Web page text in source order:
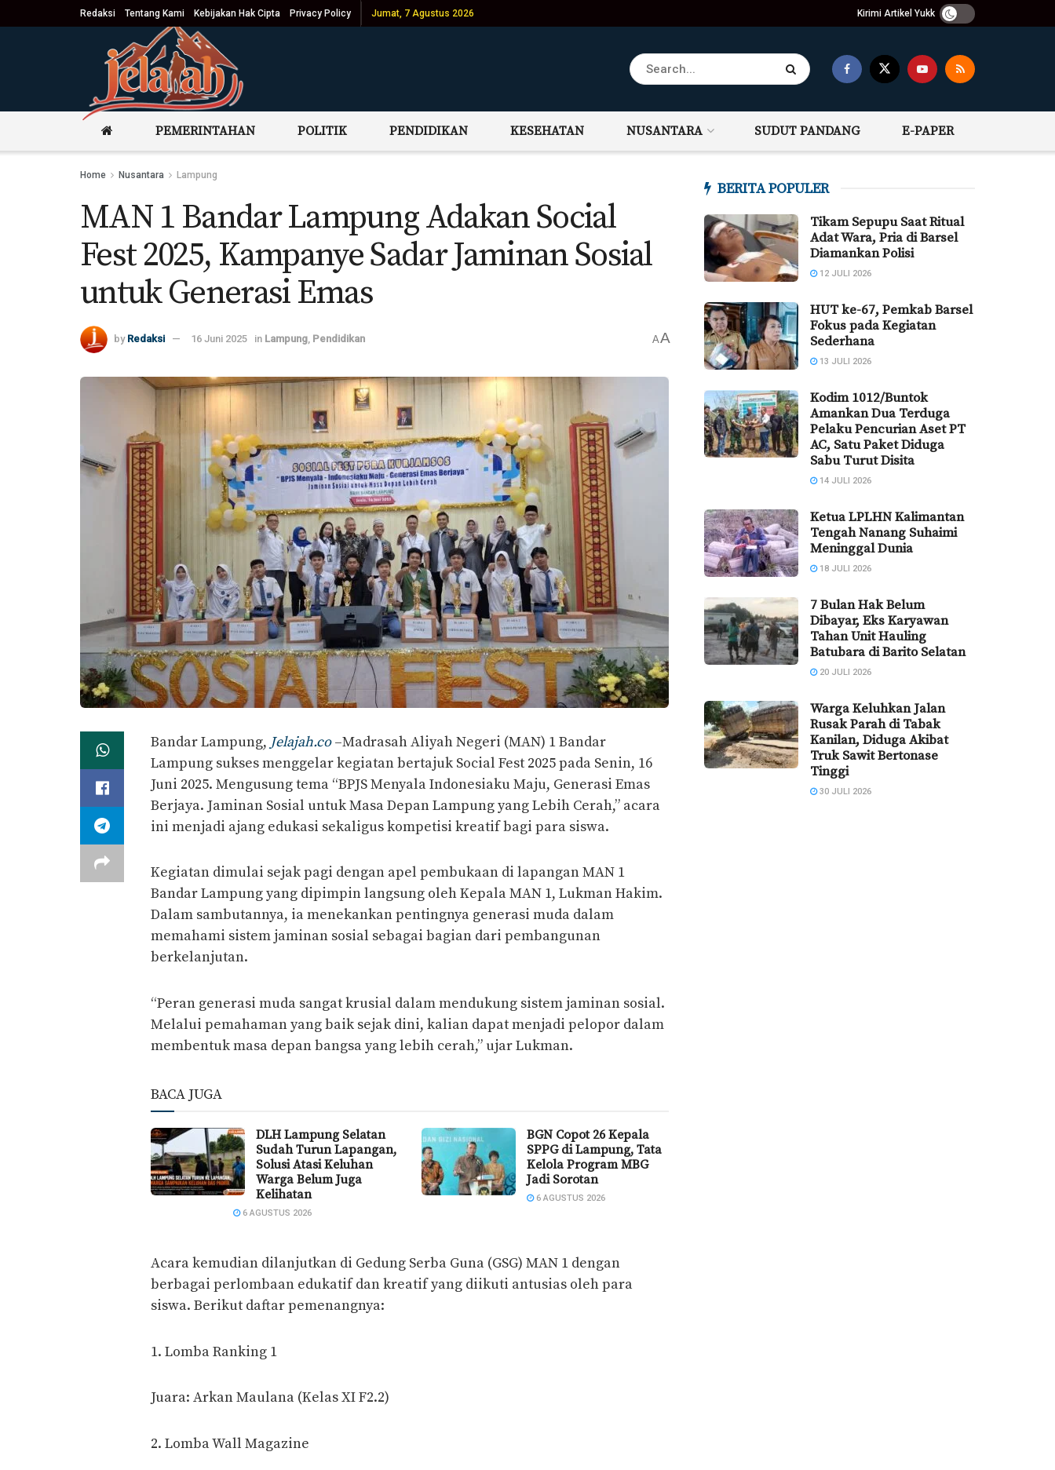
Redaksi Tentang Kami Kebijakan Hak Cipta Privacy Policy Jumat, 7 Agustus 2026 Kirimi Artikel Yukk
PEMERINTAHAN POLITIK PENDIDIKAN KESEHATAN NUSANTARA SUDUT PANDANG E-PAPER
Home Nusantara Lampung
MAN 1 Bandar Lampung Adakan Social
Fest 2025, Kampanye Sadar Jaminan Sosial
untuk Generasi Emas
by Redaksi 16 Juni 2025 in Lampung Pendidikan AA
Bandar Lampung, Jelajah.co–Madrasah Aliyah Negeri (MAN) 1 Bandar
Lampung sukses menggelar kegiatan bertajuk Social Fest 2025 pada Senin, 16
Juni 2025. Mengusung tema “BPJS Menyala Indonesiaku Maju, Generasi Emas
Berjaya. Jaminan Sosial untuk Masa Depan Lampung yang Lebih Cerah,” acara
ini menjadi ajang edukasi sekaligus kompetisi kreatif bagi para siswa.
Kegiatan dimulai sejak pagi dengan apel pembukaan di lapangan MAN 1
Bandar Lampung yang dipimpin langsung oleh Kepala MAN 1, Lukman Hakim.
Dalam sambutannya, ia menekankan pentingnya generasi muda dalam
memahami sistem jaminan sosial sebagai bagian dari pembangunan
berkelanjutan.
“Peran generasi muda sangat krusial dalam mendukung sistem jaminan sosial.
Melalui pemahaman yang baik sejak dini, kalian dapat menjadi pelopor dalam
membentuk masa depan bangsa yang lebih cerah,” ujar Lukman.
BACA JUGA
DLH Lampung Selatan
Sudah Turun Lapangan,
Solusi Atasi Keluhan
Warga Belum Juga
Kelihatan
6 AGUSTUS 2026
BGN Copot 26 Kepala
SPPG di Lampung, Tata
Kelola Program MBG
Jadi Sorotan
6 AGUSTUS 2026
Acara kemudian dilanjutkan di Gedung Serba Guna (GSG) MAN 1 dengan
berbagai perlombaan edukatif dan kreatif yang diikuti antusias oleh para
siswa. Berikut daftar pemenangnya:
1. Lomba Ranking 1
Juara: Arkan Maulana (Kelas XI F2.2)
2. Lomba Wall Magazine
BERITA POPULER
Tikam Sepupu Saat Ritual
Adat Wara, Pria di Barsel
Diamankan Polisi
12 JULI 2026
HUT ke-67, Pemkab Barsel
Fokus pada Kegiatan
Sederhana
13 JULI 2026
Kodim 1012/Buntok
Amankan Dua Terduga
Pelaku Pencurian Aset PT
AC, Satu Paket Diduga
Sabu Turut Disita
14 JULI 2026
Ketua LPLHN Kalimantan
Tengah Nanang Suhaimi
Meninggal Dunia
18 JULI 2026
7 Bulan Hak Belum
Dibayar, Eks Karyawan
Tahan Unit Hauling
Batubara di Barito Selatan
20 JULI 2026
Warga Keluhkan Jalan
Rusak Parah di Tabak
Kanilan, Diduga Akibat
Truk Sawit Bertonase
Tinggi
30 JULI 2026